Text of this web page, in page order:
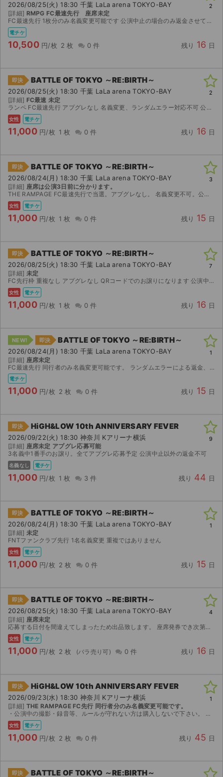
2026/08/25(火) 18:30 千葉 LaLa arena TOKYO-BAY
[詳細] RMPG FC最速先行 座席未定
FC最速先行 1枚分のみ名義変更可能です 公演中止の場合のみ返金させていただきます
電チケ
10,500 円/枚 2 枚 0 件 残り 16 日
2
即決 BATTLE OF TOKYO ～RE:BIRTH～
2026/08/25(火) 18:30 千葉 LaLa arena TOKYO-BAY
[詳細] FC最速 未定
ランペ FC最速先行 アプグレなし 名義変更、ランダムエラー対応不可 公演中止の場合のみ返金対応可
女性 電チケ
11,000 円/枚 1 枚 0 件 残り 16 日
2
即決 BATTLE OF TOKYO ～RE:BIRTH～
2026/08/24(月) 18:30 千葉 LaLa arena TOKYO-BAY
[詳細] 座席は公演3日前に分かります。
THE RAMPAGE FC最速先行で当選。アプグレなし。 名義変更不可。公演中止の場合のみ返金します。 公演3日前にQRコード送らせて頂きます
女性 電チケ
11,000 円/枚 1 枚 0 件 残り 15 日
3
即決 BATTLE OF TOKYO ～RE:BIRTH～
2026/08/25(火) 18:30 千葉 LaLa arena TOKYO-BAY
[詳細] 未定
FC先行枠 重複なし アプグレなし QRコードでのお譲りになります 公演中止以外の返金は致しかねます
女性 電チケ
11,000 円/枚 1 枚 0 件 残り 16 日
7
NEW! 即決 BATTLE OF TOKYO ～RE:BIRTH～
2026/08/24(月) 18:30 千葉 LaLa arena TOKYO-BAY
[詳細] 座席未定
FC最速先行 同行者のみ名義変更可能です。 ランダムエラーによる返金、対応不可です。
電チケ
11,000 円/枚 2 枚 0 件 残り 15 日
1
即決 HiGH&LOW 10th ANNIVERSARY FEVER
2026/09/22(火) 18:30 神奈川 Kアリーナ横浜
[詳細] 座席未定 アプグレ応募可能
3名義中1番手のお譲り。全てアプグレ応募予定 公演中止以外の返金不可
名義なし 電チケ
11,000 円/枚 1 枚 3 件 残り 44 日
9
即決 BATTLE OF TOKYO ～RE:BIRTH～
2026/08/24(月) 18:30 千葉 LaLa arena TOKYO-BAY
[詳細] 未定
FNTファンクラブ先行 1名名義変更 重複ではありません
女性 電チケ
11,000 円/枚 2 枚 0 件 残り 15 日
1
即決 BATTLE OF TOKYO ～RE:BIRTH～
2026/08/25(火) 18:30 千葉 LaLa arena TOKYO-BAY
[詳細] 座席未定
応募する日付を間違えてしまったため出品致します。 座席発券でき次第の分配となります。
女性 電チケ
11,000 円/枚 2 枚 0 件 残り 16 日
4
即決 HiGH&LOW 10th ANNIVERSARY FEVER
2026/09/23(水) 18:30 神奈川 Kアリーナ横浜
[詳細] THE RAMPAGE FC先行 同行者分のみ名義変更可能です。
・公演中の撮影・録音等、ルールが守れない方は購入しないで下さい。 ・代理購入はしないで下さい。必ず取引されるご本人がご購入下さい。 ・同行者分はticketbookで分配しますのでご購入後、...
女性 電チケ
11,000 円/枚 2 枚 0 件 残り 45 日
1
即決 BATTLE OF TOKYO ～RE:BIRTH～